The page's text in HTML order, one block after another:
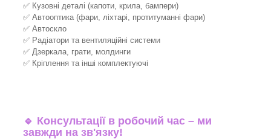
✅ Кузовні деталі (капоти, крила, бампери)
✅ Автооптика (фари, ліхтарі, протитуманні фари)
✅ Автоскло
✅ Радіатори та вентиляційні системи
✅ Дзеркала, грати, молдинги
✅ Кріплення та інші комплектуючі
🔹 Консультації в робочий час – ми
завжди на зв'язку!